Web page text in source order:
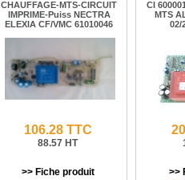
CHAUFFAGE-MTS-CIRCUIT
IMPRIME-Puiss NECTRA
ELEXIA CF/VMC 61010046
106.28 TTC
88.57 HT
>> Fiche produit
CI
MTS
02/
>>